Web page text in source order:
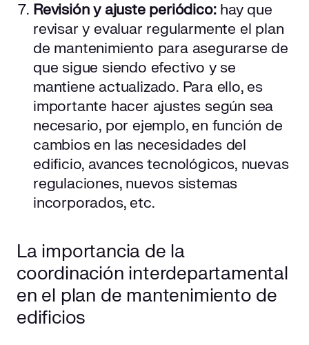
Revisión y ajuste periódico: hay que
revisar y evaluar regularmente el plan
de mantenimiento para asegurarse de
que sigue siendo efectivo y se
mantiene actualizado. Para ello, es
importante hacer ajustes según sea
necesario, por ejemplo, en función de
cambios en las necesidades del
edificio, avances tecnológicos, nuevas
regulaciones, nuevos sistemas
incorporados, etc.
La importancia de la
coordinación interdepartamental
en el plan de mantenimiento de
edificios